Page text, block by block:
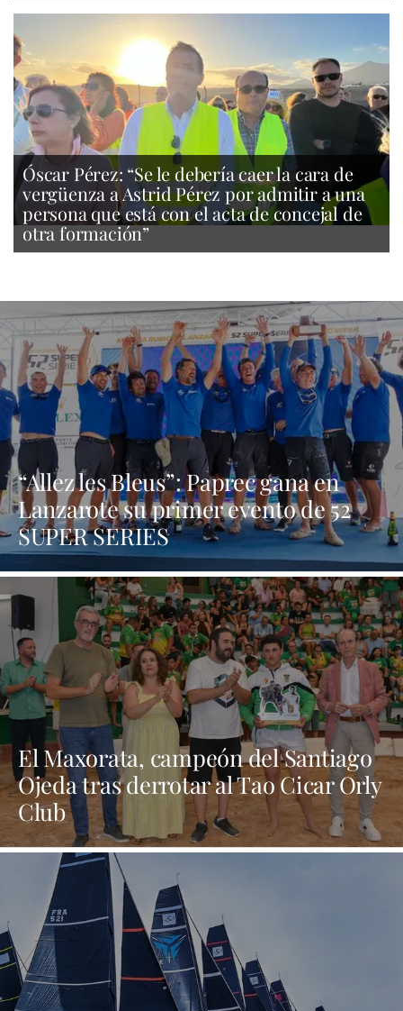
Óscar Pérez: “Se le debería caer la cara de
vergüenza a Astrid Pérez por admitir a una
persona que está con el acta de concejal de
otra formación”
“Allez les Bleus”: Paprec gana en
Lanzarote su primer evento de 52
SUPER SERIES
El Maxorata, campeón del Santiago
Ojeda tras derrotar al Tao Cicar Orly
Club